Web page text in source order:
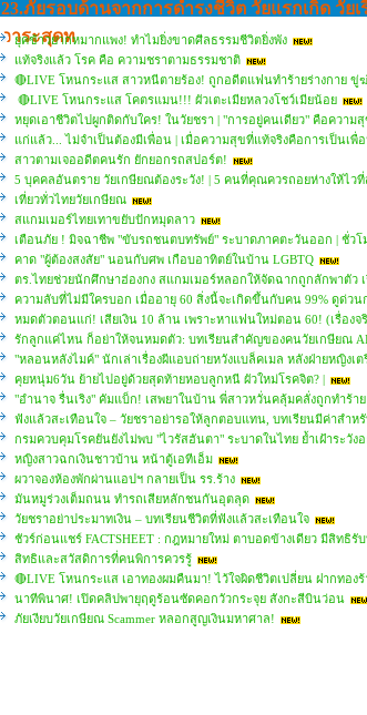
23.ภัยรอบด้านจากการดํารงชีวิต วัยแรกเกิด วัย
วาระสุดท
ยุคข้าวยากหมากแพง! ทำไมยิ่งขาดศีลธรรมชีวิตยิ่งพัง
แท้จริงแล้ว โรค คือ ความชราตามธรรมชาติ
🔴LIVE โหนกระแส สาวหนีตายร้อง! ถูกอดีตแฟนทำร้ายร่างกาย ขู่
🔴LIVE โหนกระแส โคตรแมน!!! ผัวเตะเมียหลวงโชว์เมียน้อย
หยุดเอาชีวิตไปผูกติดกับใคร! ในวัยชรา | "การอยู่คนเดียว" คือควา
แก่แล้ว... ไม่จำเป็นต้องมีเพื่อน | เมื่อความสุขที่แท้จริงคือการเป็นเพื่
สาวตามเจออดีตคนรัก ยักยอกรถสปอร์ต!
5 บุคคลอันตราย วัยเกษียณต้องระวัง! | 5 คนที่คุณควรถอยห่างให้ไว
เที่ยวทั่วไทยวัยเกษียณ
สแกมเมอร์ไทยเทาขยับปักหมุดลาว
เตือนภัย ! มิจฉาชีพ "ขับรถชนตบทรัพย์" ระบาดภาคตะวันออก | ชั่วโ
คาด "ผู้ต้องสงสัย" นอนกับศพ เกือบอาทิตย์ในบ้าน LGBTQ
ตร.ไทยช่วยนักศึกษาฮ่องกง สแกมเมอร์หลอกให้จัดฉากถูกลักพาตัว
ความลับที่ไม่มีใครบอก เมื่ออายุ 60 สิ่งนี้จะเกิดขึ้นกับคน 99% ดูด่วน
หมดตัวตอนแก่! เสียเงิน 10 ล้าน เพราะหาแฟนใหม่ตอน 60! (เรื่องจ
รักลูกแค่ไหน ก็อย่าให้จนหมดตัว: บทเรียนสำคัญของคนวัยเกษียณ
"หลอนหลังไมค์" นักเล่าเรื่องผีแอบถ่ายหวังแบล็คเมล หลังฝ่ายหญิงเ
คุยหนุ่ม6วัน ย้ายไปอยู่ด้วยสุดท้ายหอบลูกหนี ผัวใหม่โรคจิต? |
"อํานาจ รื่นเริง" คัมแบ็ก! เสพยาในบ้าน พี่สาวหวั่นคลุ้มคลั่งถูกทำร้าย
ฟังแล้วสะเทือนใจ – วัยชราอย่ารอให้ลูกตอบแทน, บทเรียนมีค่าสำห
กรมควบคุมโรคยันยังไม่พบ "ไวรัสฮันตา" ระบาดในไทย ย้ำเฝ้าระวัง
หญิงสาวฉกเงินชาวบ้าน หน้าตู้เอทีเอ็ม
ผวาจองห้องพักผ่านแอปฯ กลายเป็น รร.ร้าง
มันหมูร่วงเต็มถนน ทำรถเสียหลักชนกันอุตลุด
วัยชราอย่าประมาทเงิน – บทเรียนชีวิตที่ฟังแล้วสะเทือนใจ
ชัวร์ก่อนแชร์ FACTSHEET : กฎหมายใหม่ ตาบอดข้างเดียว มีสิทธิรั
สิทธิและสวัสดิการที่คนพิการควรรู้
🔴LIVE โหนกระแส เอาทองผมคืนมา! ไว้ใจผิดชีวิตเปลี่ยน ฝากทอง
นาทีพินาศ! เปิดคลิปพายุฤดูร้อนซัดคอกวัวกระจุย สังกะสีบินว่อน
ภัยเงียบวัยเกษียณ Scammer หลอกสูญเงินมหาศาล!